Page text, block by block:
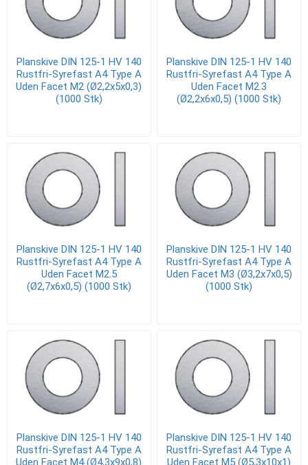
Planskive DIN 125-1 HV 140
Rustfri-Syrefast A4 Type A
Uden Facet M2 (Ø2,2x5x0,3)
(1000 Stk)
Planskive DIN 125-1 HV 140
Rustfri-Syrefast A4 Type A
Uden Facet M2.3
(Ø2,2x6x0,5) (1000 Stk)
Planskive DIN 125-1 HV 140
Rustfri-Syrefast A4 Type A
Uden Facet M2.5
(Ø2,7x6x0,5) (1000 Stk)
Planskive DIN 125-1 HV 140
Rustfri-Syrefast A4 Type A
Uden Facet M3 (Ø3,2x7x0,5)
(1000 Stk)
Planskive DIN 125-1 HV 140
Rustfri-Syrefast A4 Type A
Uden Facet M4 (Ø4,3x9x0,8)
Planskive DIN 125-1 HV 140
Rustfri-Syrefast A4 Type A
Uden Facet M5 (Ø5,3x10x1)